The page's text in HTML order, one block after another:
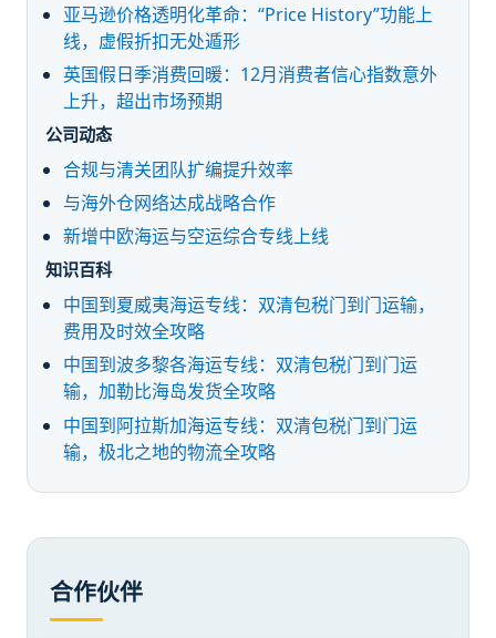
亚马逊价格透明化革命：“Price History”功能上
线，虚假折扣无处遁形
英国假日季消费回暖：12月消费者信心指数意外
上升，超出市场预期
公司动态
合规与清关团队扩编提升效率
与海外仓网络达成战略合作
新增中欧海运与空运综合专线上线
知识百科
中国到夏威夷海运专线：双清包税门到门运输，
费用及时效全攻略
中国到波多黎各海运专线：双清包税门到门运
输，加勒比海岛发货全攻略
中国到阿拉斯加海运专线：双清包税门到门运
输，极北之地的物流全攻略
合作伙伴